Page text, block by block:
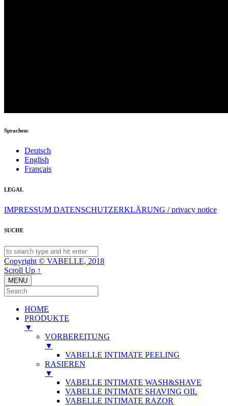
Sprachen:
Deutsch
English
Français
LEGAL
IMPRESSUM DATENSCHUTZERKLÄRUNG / privacy notice
SUCHE
Copyright © VABELLE, 2018
Scroll Up ↑
MENU
HOME
PRODUKTE
▼
VORBEREITUNG
▼
VABELLE INTIMATE PEELING
RASIEREN
▼
VABELLE INTIMATE WASH&SHAVE
VABELLE INTIMATE SHAVING OIL
VABELLE INTIMATE RAZOR